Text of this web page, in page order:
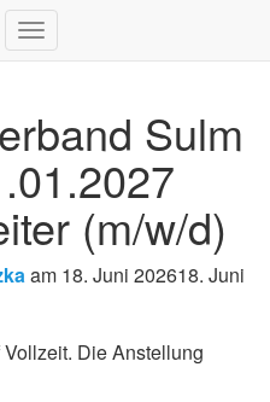
Navigation
Sulm
(m/w/d)
am 18. Juni 202618. Juni
Die Anstellung